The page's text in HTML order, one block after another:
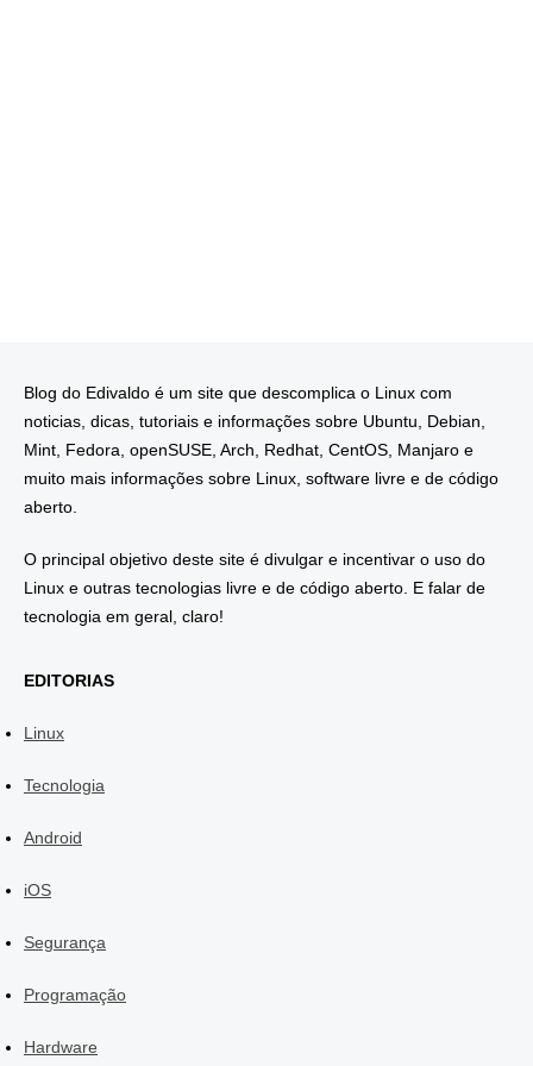
Blog do Edivaldo é um site que descomplica o Linux com
noticias, dicas, tutoriais e informações sobre Ubuntu, Debian,
Mint, Fedora, openSUSE, Arch, Redhat, CentOS, Manjaro e
muito mais informações sobre Linux, software livre e de código
aberto.
O principal objetivo deste site é divulgar e incentivar o uso do
Linux e outras tecnologias livre e de código aberto. E falar de
tecnologia em geral, claro!
EDITORIAS
Linux
Tecnologia
Android
iOS
Segurança
Programação
Hardware